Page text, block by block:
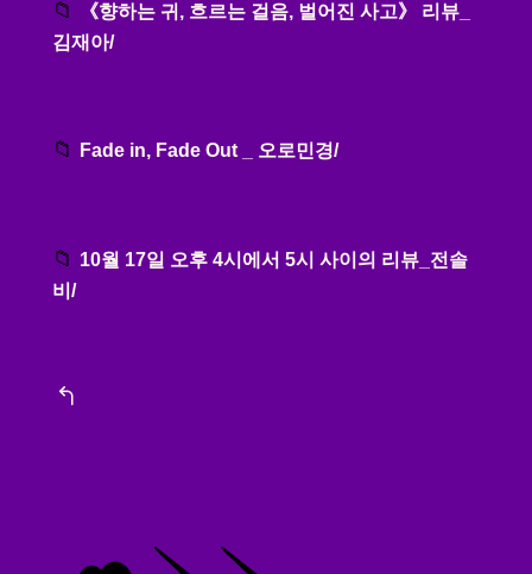
《향하는 귀, 흐르는 걸음, 벌어진 사고》 리뷰_
김재아/
Fade in, Fade Out _ 오로민경/
10월 17일 오후 4시에서 5시 사이의 리뷰_전솔
비/